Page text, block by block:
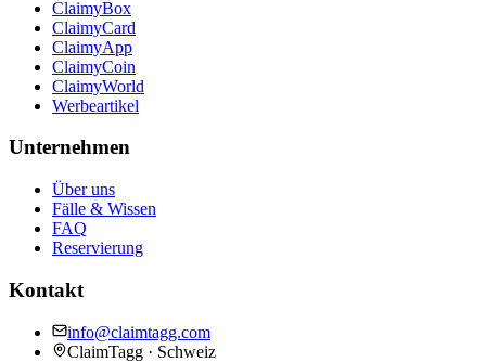
ClaimyBox
ClaimyCard
ClaimyApp
ClaimyCoin
ClaimyWorld
Werbeartikel
Unternehmen
Über uns
Fälle & Wissen
FAQ
Reservierung
Kontakt
info@claimtagg.com
ClaimTagg · Schweiz